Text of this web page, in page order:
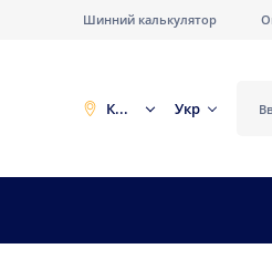
Шинний калькулятор
Київ Укр